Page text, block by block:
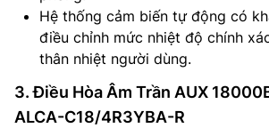
Hệ thống cảm biến tự động có
điều chỉnh mức nhiệt độ chính
thân nhiệt người dùng.
3. Điều Hòa Âm Trần AUX
ALCA-C18/4R3YBA-R